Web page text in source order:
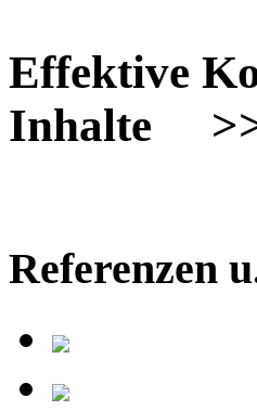
Effektive
Inhalte
Referenzen